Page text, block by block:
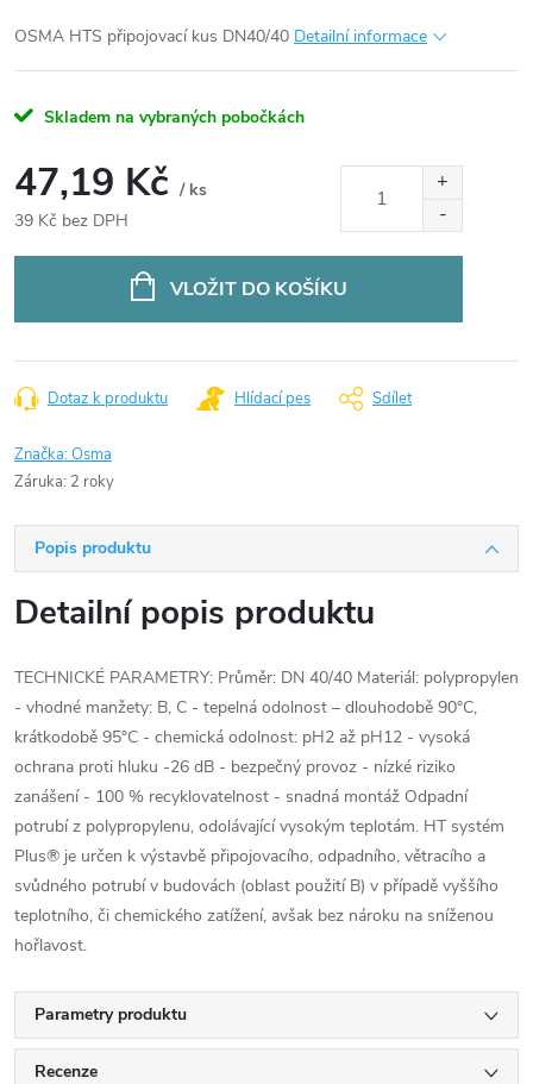
OSMA HTS připojovací kus DN40/40 Detailní informace
Skladem na vybraných pobočkách
47,19 Kč / ks
39 Kč bez DPH
VLOŽIT DO KOŠÍKU
Dotaz k produktu Hlídací pes Sdílet
Značka:Osma
Záruka: 2 roky
Popis produktu
Detailní popis produktu
TECHNICKÉ PARAMETRY: Průměr: DN 40/40 Materiál: polypropylen
- vhodné manžety: B, C - tepelná odolnost – dlouhodobě 90°C,
krátkodobě 95°C - chemická odolnost: pH2 až pH12 - vysoká
ochrana proti hluku -26 dB - bezpečný provoz - nízké riziko
zanášení - 100 % recyklovatelnost - snadná montáž Odpadní
potrubí z polypropylenu, odolávající vysokým teplotám. HT systém
Plus® je určen k výstavbě připojovacího, odpadního, větracího a
svůdného potrubí v budovách (oblast použití B) v případě vyššího
teplotního, či chemického zatížení, avšak bez nároku na sníženou
hořlavost.
Parametry produktu
Recenze